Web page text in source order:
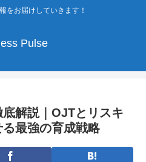
をお届けしていきます！
Pulse
解説｜OJTとリスキ
最強の育成戦略